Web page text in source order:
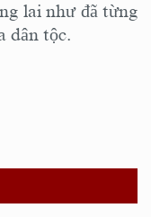
lai như đã từng
dân tộc.